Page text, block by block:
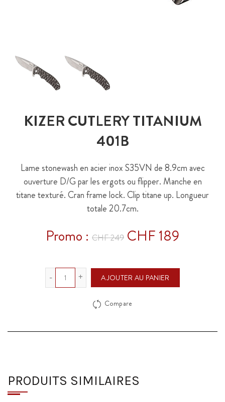
KIZER CUTLERY TITANIUM
401B
Lame stonewash en acier inox S35VN de 8.9cm avec
ouverture D/G par les ergots ou flipper. Manche en
titane texturé. Cran frame lock. Clip titane up. Longueur
totale 20.7cm.
Promo : CHF 249 CHF 189
Quantité
AJOUTER AU PANIER
Compare
PRODUITS SIMILAIRES